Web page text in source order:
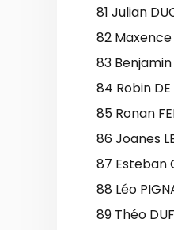
81 Julian
82 Maxence
83 Benjamin
84 Robin DE
85 Ronan
86 Joanes
87 Esteban
88 Léo
89 Théo